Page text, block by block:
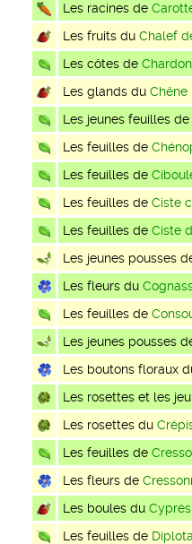
Les racines de
Les fruits du Chalef
Les côtes de
Les glands du Chêne
Les jeunes feuilles de
Les feuilles de
Les feuilles de
Les feuilles de Ciste
Les feuilles de Ciste
Les jeunes pousses
Les fleurs du
Les feuilles de
Les jeunes pousses
Les boutons floraux
Les rosettes et les
Les rosettes du
Les feuilles de
Les fleurs de
Les boules du
Les feuilles de